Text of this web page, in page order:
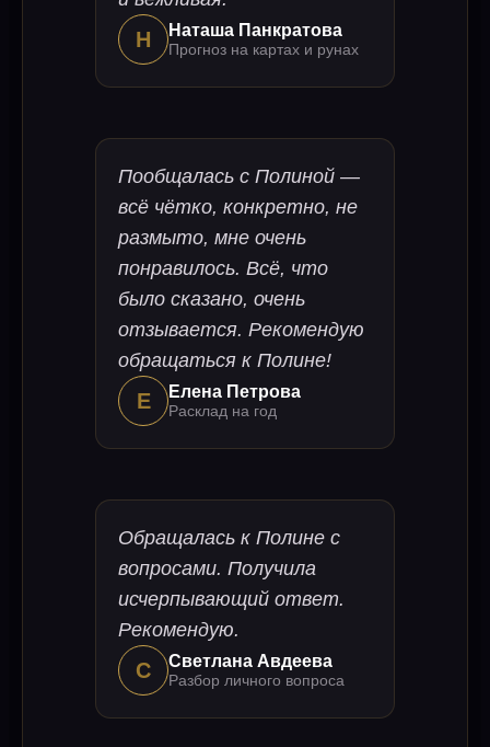
Н Наташа Панкратова
Прогноз на картах и рунах
Пообщалась с Полиной —
всё чётко, конкретно, не
размыто, мне очень
понравилось. Всё, что
было сказано, очень
отзывается. Рекомендую
обращаться к Полине!
Е Елена Петрова
Расклад на год
Обращалась к Полине с
вопросами. Получила
исчерпывающий ответ.
Рекомендую.
С Светлана Авдеева
Разбор личного вопроса